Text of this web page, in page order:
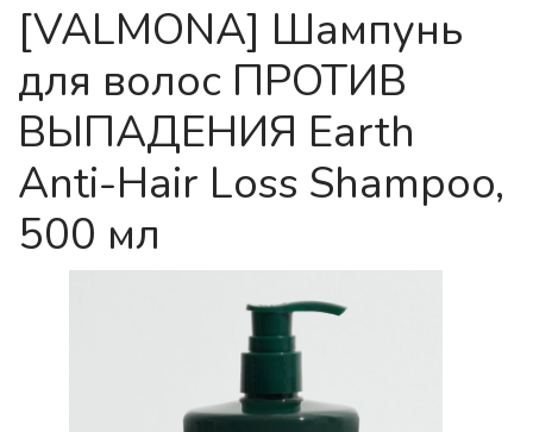
[VALMONA] Шампунь
для волос ПРОТИВ
ВЫПАДЕНИЯ Earth
Anti-Hair Loss Shampoo,
500 мл